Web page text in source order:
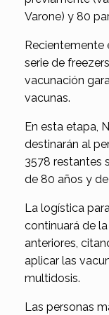
Varone) y 80
Recientemente
serie de
vacunación
vacunas.
En esta etapa,
destinarán al
3578 restantes
de 80 años y
La logística
continuará de
anteriores,
aplicar las
multidosis.
Las personas